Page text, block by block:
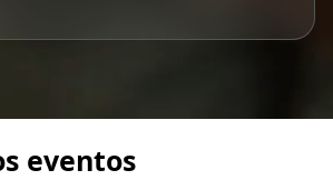
eventos